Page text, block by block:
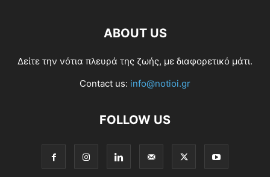
ABOUT US
Δείτε την νότια πλευρά της ζωής, με διαφορετικό μάτι.
Contact us: info@notioi.gr
FOLLOW US